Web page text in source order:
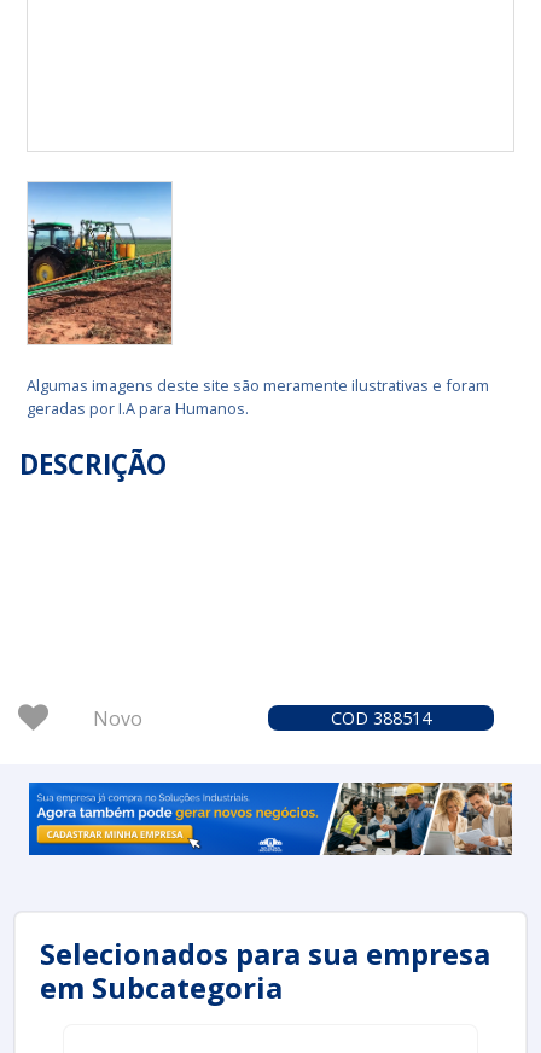
Algumas imagens deste site são meramente ilustrativas e foram
geradas por I.A para Humanos.
DESCRIÇÃO
Novo COD 388514
Selecionados para sua empresa
em Subcategoria